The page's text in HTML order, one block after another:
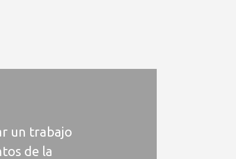
un trabajo
de la